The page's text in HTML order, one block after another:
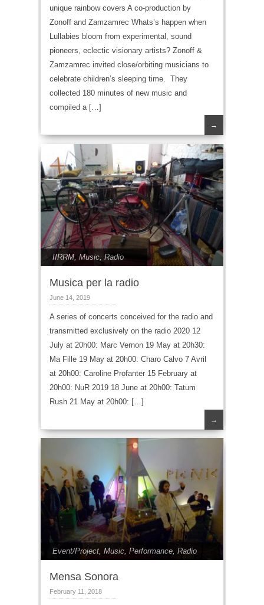
unique rainbow covers A co-production by
Zonoff and Zamzamrec Whats’s happen when
Lullabies bloom from experimental, sound
pioneers, eclectic visionary artists? Zonoff &
Zamzamrec invited close/orbiting musicians to
celebrate children’s sleeping time. They
collected 180 minutes of new music and
compiled a […]
→
IIRRM Music Radio
Musica per la radio
June 14, 2019
A series of concerts conceived for the radio and
transmitted exclusively on the radio 2020 12
July at 20h00: Marc Vernon 19 May at 20h30:
Ma Fille 19 May at 20h00: Charo Calvo 7 Avril
at 20h00: Caroline Profanter 15 February at
20h00: NuR 2019 18 June at 20h00: Tatum
Rush 21 May at 20h00: […]
→
Event/Project Music Performance Radio
Mensa Sonora
February 11, 2018